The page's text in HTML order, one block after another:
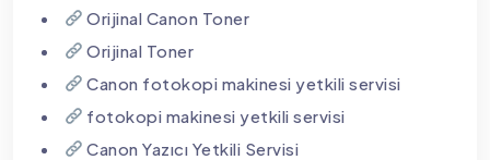
Orijinal Canon Toner
Orijinal Toner
Canon fotokopi makinesi yetkili servisi
fotokopi makinesi yetkili servisi
Canon Yazıcı Yetkili Servisi